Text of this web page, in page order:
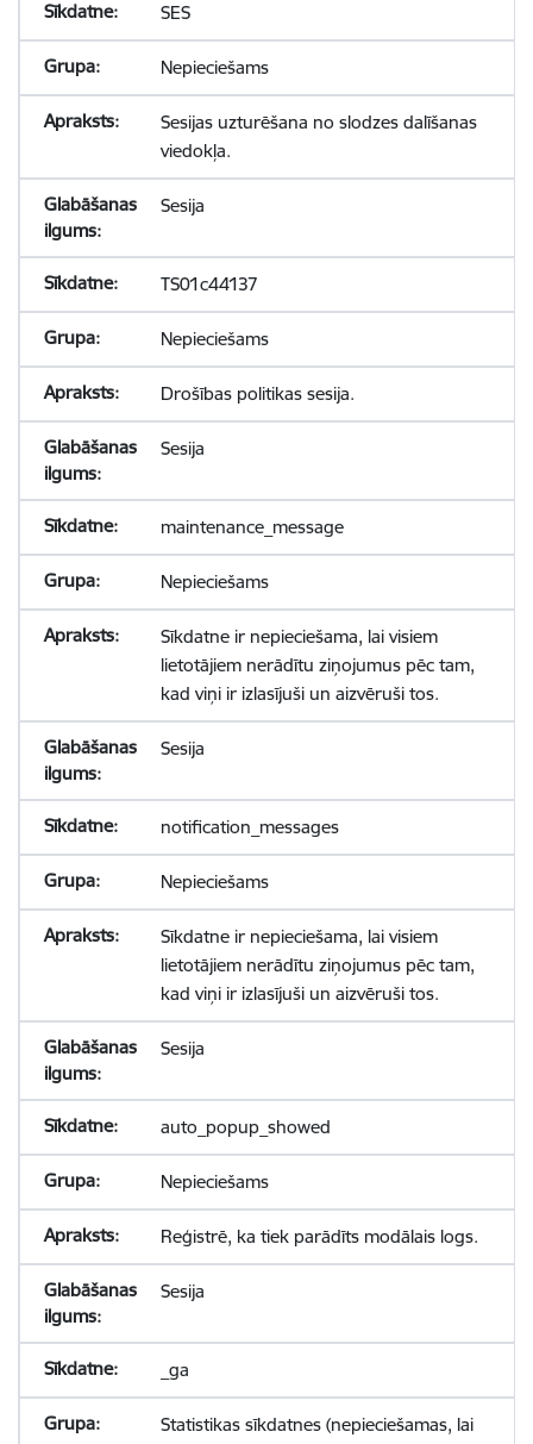
SES
Nepieciešams
Sesijas uzturēšana no slodzes dalīšanas
viedokļa.
Sesija
TS01c44137
Nepieciešams
Drošības politikas sesija.
Sesija
maintenance_message
Nepieciešams
Sīkdatne ir nepieciešama, lai visiem
lietotājiem nerādītu ziņojumus pēc tam,
kad viņi ir izlasījuši un aizvēruši tos.
Sesija
notification_messages
Nepieciešams
Sīkdatne ir nepieciešama, lai visiem
lietotājiem nerādītu ziņojumus pēc tam,
kad viņi ir izlasījuši un aizvēruši tos.
Sesija
auto_popup_showed
Nepieciešams
Reģistrē, ka tiek parādīts modālais logs.
Sesija
_ga
Statistikas sīkdatnes (nepieciešamas, lai